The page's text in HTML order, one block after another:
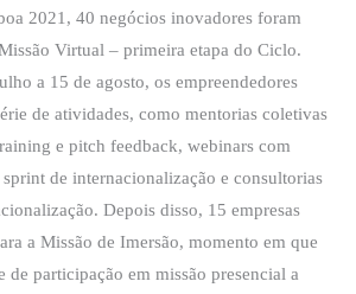
2021, 40 negócios inovadores foram
Virtual – primeira etapa do Ciclo.
a 15 de agosto, os empreendedores
de atividades, como mentorias coletivas
e pitch feedback, webinars com
de internacionalização e consultorias
Depois disso, 15 empresas
a Missão de Imersão, momento em que
de participação em missão presencial a